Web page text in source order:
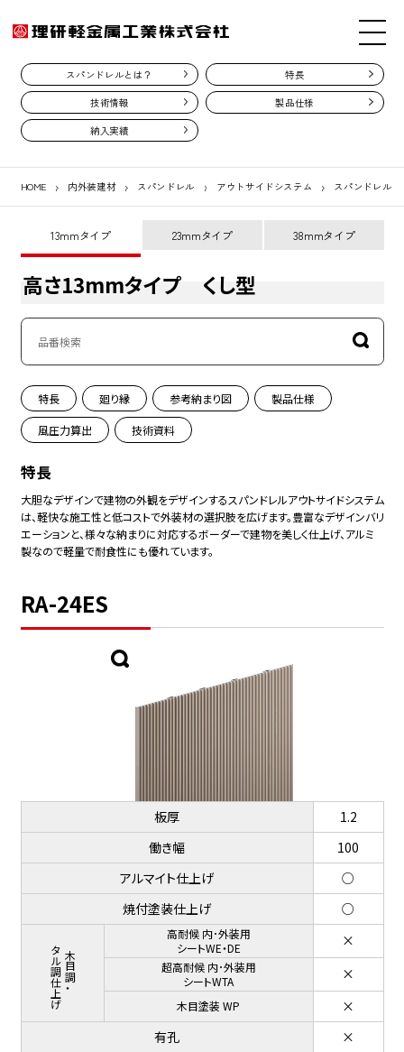
スパンドレルとは？ 特長
技術情報 製品仕様
納入実績
HOME 内外装建材 スパンドレル アウトサイドシステム スパンドレル
13mmタイプ 23mmタイプ 38mmタイプ
高さ13mmタイプ くし型
特長 廻り縁 参考納まり図 製品仕様
風圧力算出 技術資料
特長
大胆なデザインで建物の外観をデザインするスパンドレルアウトサイドシステム
は、軽快な施工性と低コストで外装材の選択肢を広げます。豊富なデザインバリ
エーションと、様々な納まりに対応するボーダーで建物を美しく仕上げ、アルミ
製なので軽量で耐食性にも優れています。
RA-24ES
板厚
1.2
働き幅
100
アルマイト仕上げ
○
焼付塗装仕上げ
○
木目調・
メタル調仕上げ
高耐候 内･外装用
シートWE・DE
×
超高耐候 内･外装用
シートWTA
×
木目塗装 WP
×
有孔
×